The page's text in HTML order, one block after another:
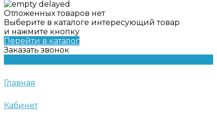
Отложенных товаров нет
Выберите в каталоге интересующий товар
и нажмите кнопку
Перейти в каталог
Заказать звонок
Главная
Кабинет